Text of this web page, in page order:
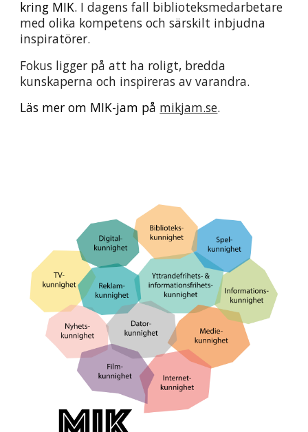
kring MIK. I dagens fall biblioteksmedarbetare
med olika kompetens och särskilt inbjudna
inspiratörer.
Fokus ligger på att ha roligt, bredda
kunskaperna och inspireras av varandra.
Läs mer om MIK-jam på mikjam.se.